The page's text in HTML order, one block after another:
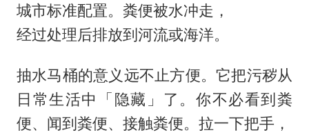
城市标准配置。粪便被水冲走，
经过处理后排放到河流或海洋。
抽水马桶的意义远不止方便。它把污秽从
日常生活中「隐藏」了。你不必看到粪
便、闻到粪便、接触粪便。拉一下把手，